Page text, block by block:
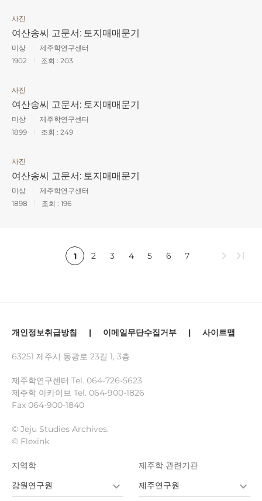
사진
여산송씨 고문서: 토지매매문기
미상
제주학연구센터
1902
조회 : 203
사진
여산송씨 고문서: 토지매매문기
미상
제주학연구센터
1899
조회 : 249
사진
여산송씨 고문서: 토지매매문기
미상
제주학연구센터
1898
조회 : 196
1 2 3 4 5 6 7 chevron_right last_page
개인정보취급방침 | 이메일무단수집거부 | 사이트맵
63251 제주시 동광로 23길 1, 3층
제주학연구센터 Tel. 064-726-5623
제주학 아카이브 Tel. 064-900-1826
Fax 064-900-1840
© Jeju Studies Archives.
© Flexink.
지역학
강원연구원
제주학 관련기관
제주연구원